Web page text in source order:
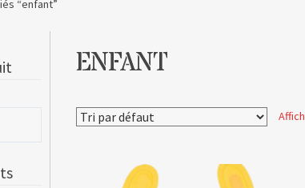
“enfant”
ENFANT